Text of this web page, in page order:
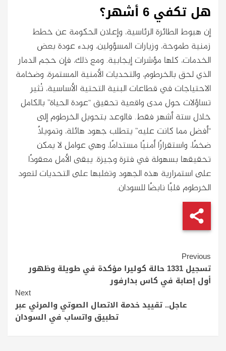
هل تكفي 6 أشهر؟
إن هبوط الطائرة الرئاسية، وإعلان الحكومة عن خطط
زمنية طموحة، وزيارات المسؤولين، وبدء عودة بعض
الخدمات، كلها مؤشرات إيجابية. ومع ذلك، فإن حجم الدمار
الذي لحق بالخرطوم، والتحديات الأمنية المستمرة، وضخامة
الاحتياجات في قطاعات البنية التحتية الأساسية، تُثير
تساؤلات حول مدى واقعية تحقيق “عودة الحياة” بالكامل
خلال ستة أشهر فقط. فالوعد بتحويل الخرطوم إلى
“أفضل مما كانت عليه” يتطلب جهود هائلة، وتمويلًا
ضخمًا، واستقرارًا أمنيًا مستدامًا، وهي عوامل لا يمكن
تحقيقها بسهولة في فترة وجيزة. يبقى الأمل معقودًا
على استمرارية هذه الجهود وتغلبها على التحديات لتعود
الخرطوم قلبًا نابضًا للسودان.
Continue
Reading
Previous
تسجيل 1331 حالة كوليرا مؤكدة في طويلة وظهور
أول إصابة في كاس بدارفور
Next
عاجل.. تقييد خدمة الاتصال الصوتي والمرئي عبر
تطبيق واتساب في السودان